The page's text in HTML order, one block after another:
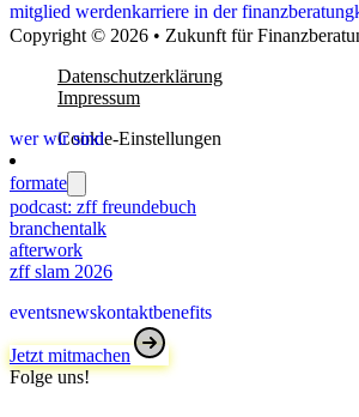
wer wir sind
formate
podcast: zff freundebuch
branchentalk
afterwork
zff slam 2026
eventsnewskontaktbenefits
Jetzt mitmachen
Folge uns!
mitglied werdenkarriere in der finanzberatung
Copyright © 2026 • Zukunft für
Datenschutzerklärung
Impressum
Cookie-Einstellungen